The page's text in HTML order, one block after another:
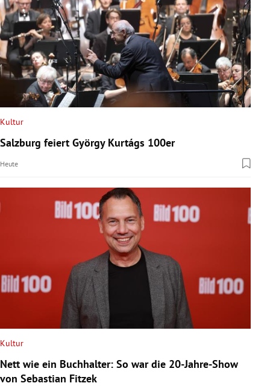
Kultur
Salzburg feiert György Kurtágs 100er
Heute
Kultur
Nett wie ein Buchhalter: So war die 20-Jahre-Show
von Sebastian Fitzek